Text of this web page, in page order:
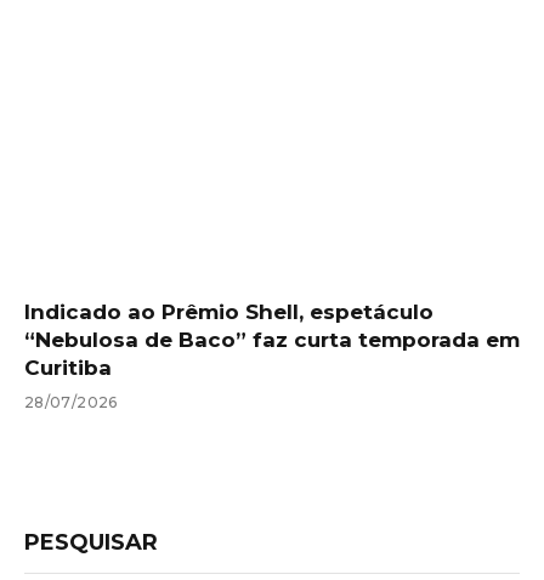
Indicado ao Prêmio Shell, espetáculo
“Nebulosa de Baco” faz curta temporada em
Curitiba
28/07/2026
PESQUISAR